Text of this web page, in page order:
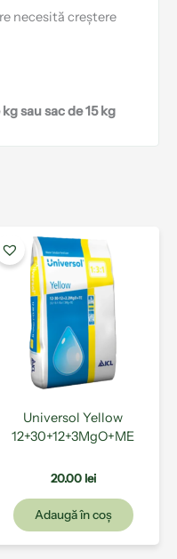
necesită creștere
sau sac de 15 kg
Universol Yellow
12+30+12+3MgO+ME
20.00 lei
Adaugă în coș